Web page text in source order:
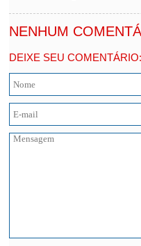
NENHUM
DEIXE SEU COMENTÁRIO: